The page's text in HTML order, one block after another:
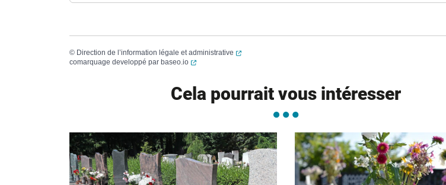
© Direction de l’information légale et administrative
(ouverture dans un nouvel onglet)
comarquage developpé par baseo.io (ouverture dans un nouvel onglet)
Cela pourrait vous intéresser